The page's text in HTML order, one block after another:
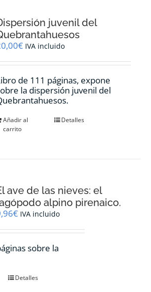
juvenil del
€ IVA incluido
de 111 páginas, expone
la dispersión juvenil del
Añadir al
carrito
Detalles
ave de las nieves: el
alpino pirenaico.
€ IVA incluido
sobre la
Detalles